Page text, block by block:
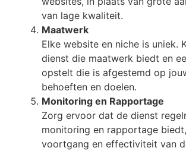
van lage kwaliteit.
Maatwerk
Elke website en niche is uniek.
dienst die maatwerk biedt en
opstelt die is afgestemd op
behoeften en doelen.
Monitoring en Rapportage
Zorg ervoor dat de dienst
monitoring en rapportage
voortgang en effectiviteit van